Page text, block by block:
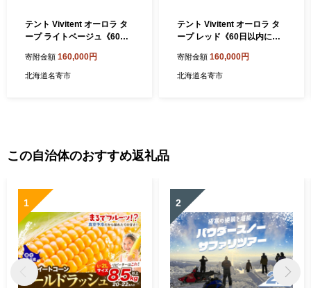
テント Vivitent オーロラ タ
ープ ライトベージュ《60日
く)》北海道 名寄市 キャンプ
防災グッズ 避難 防水 アウト
寄附金額 160,000円
北海道名寄市
テント Vivitent オーロラ タ
ープ レッド《60日以内に出
名寄市 キャンプ 防災グッズ
避難 防水 アウトドア 折りた
寄附金額 160,000円
北海道名寄市
この自治体のおすすめ返礼品
1 2